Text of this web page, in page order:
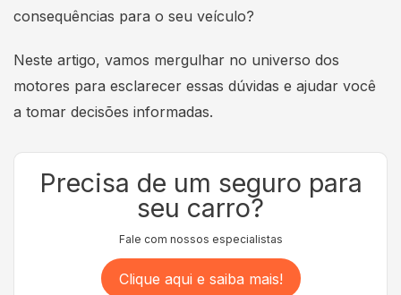
consequências para o seu veículo?
Neste artigo, vamos mergulhar no universo dos
motores para esclarecer essas dúvidas e ajudar você
a tomar decisões informadas.
Precisa de um seguro para
seu carro?
Fale com nossos especialistas
Clique aqui e saiba mais!